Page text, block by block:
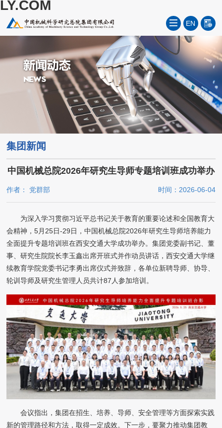
LY.COM
EN
集团新闻
中国机械总院2026年研究生导师专题培训班成功举办
作者： 党群部 时间：2026-06-04
为深入学习贯彻习近平总书记关于教育的重要论述和全国教育大
会精神，5月25日-29日，中国机械总院2026年研究生导师培养能力
全面提升专题培训班在西安交通大学成功举办。集团党委副书记、董
事、研究生院院长李玉鑫出席开班式并作动员讲话，西安交通大学继
续教育学院党委书记李勇出席仪式并致辞，各单位新聘导师、协导、
轮训导师及研究生管理人员共计87人参加培训。
会议指出，集团在招生、培养、导师、安全管理等方面探索实践
新的管理路径和方法，取得一定成效。下一步，要聚力推动集团教